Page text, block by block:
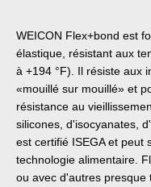
WEICON Flex+bond est
élastique, résistant aux
à +194 °F). Il résiste aux
«mouillé sur mouillé» et
résistance au
silicones, d'isocyanates,
est certifié ISEGA et peut
technologie alimentaire.
ou avec d'autres presque